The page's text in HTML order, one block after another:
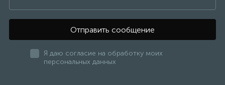
Отправить сообщение
Я даю согласие на обработку моих
персональных данных